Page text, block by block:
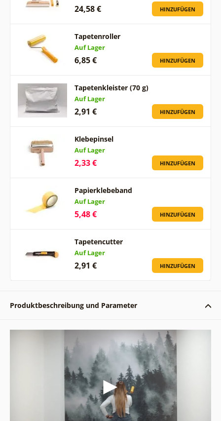
24,58 € HINZUFÜGEN
Tapetenroller
Auf Lager
6,85 € HINZUFÜGEN
Tapetenkleister (70 g)
Auf Lager
2,91 € HINZUFÜGEN
Klebepinsel
Auf Lager
2,33 € HINZUFÜGEN
Papierklebeband
Auf Lager
5,48 € HINZUFÜGEN
Tapetencutter
Auf Lager
2,91 € HINZUFÜGEN
Produktbeschreibung und Parameter